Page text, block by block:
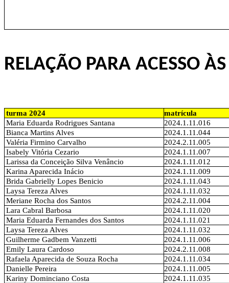
RELAÇÃO PARA ACESSO
turma 2024
matrícula
Maria Eduarda Rodrigues Santana
2024.1.11.016
Bianca Martins Alves
2024.1.11.044
Valéria Firmino Carvalho
2024.2.11.005
Isabely Vitória Cezario
2024.1.11.007
Larissa da Conceição Silva Venâncio
2024.1.11.012
Karina Aparecida Inácio
2024.1.11.009
Brida Gabrielly Lopes Benicio
2024.1.11.043
Laysa Tereza Alves
2024.1.11.032
Meriane Rocha dos Santos
2024.2.11.004
Lara Cabral Barbosa
2024.1.11.020
Maria Eduarda Fernandes dos Santos
2024.1.11.021
Laysa Tereza Alves
2024.1.11.032
Guilherme Gadbem Vanzetti
2024.1.11.006
Emily Laura Cardoso
2024.2.11.008
Rafaela Aparecida de Souza Rocha
2024.1.11.034
Danielle Pereira
2024.1.11.005
Kariny Dominciano Costa
2024.1.11.035